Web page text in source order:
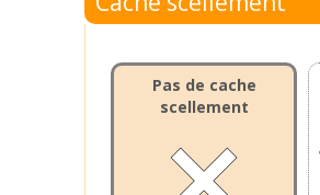
Pas de cache
scellement